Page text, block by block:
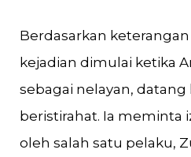
Berdasarkan
kejadian dimulai ketika
sebagai nelayan,
beristirahat. Ia meminta
oleh salah satu pelaku,